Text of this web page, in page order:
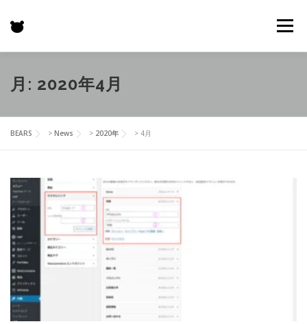
ッ
メニュー
HOME 特徴 BEARS
プロジェクト お客様の声
お問い合わせ SHOP
月: 2020年4月
BEARS > News > 2020年 > 4月